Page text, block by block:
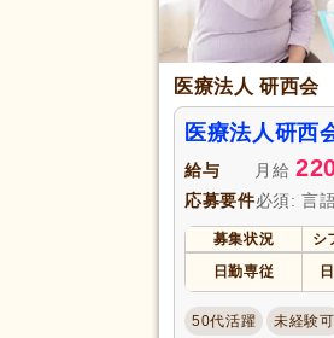
医療法人 研西会
医療法人研西
給与 月給
応募要件必須: 言
募集状況 シ
日勤専従
50代活躍 未経験可